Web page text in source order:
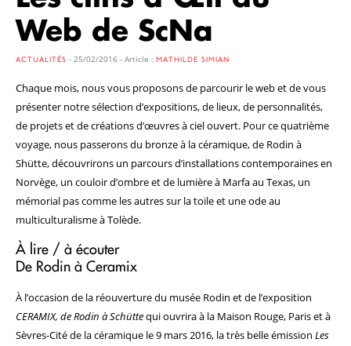
Web de ScNa
ACTUALITÉS - 25/02/2016 - Article : MATHILDE SIMIAN
Chaque mois, nous vous proposons de parcourir le web et de vous
présenter notre sélection d’expositions, de lieux, de personnalités,
de projets et de créations d’œuvres à ciel ouvert. Pour ce quatrième
voyage, nous passerons du bronze à la céramique, de Rodin à
Shütte, découvrirons un parcours d’installations contemporaines en
Norvège, un couloir d’ombre et de lumière à Marfa au Texas, un
mémorial pas comme les autres sur la toile et une ode au
multiculturalisme à Tolède.
À lire / à écouter
De Rodin à Ceramix
À l’occasion de la réouverture du musée Rodin et de l’exposition
CERAMIX, de Rodin à Schüttequi ouvrira à la Maison Rouge, Paris et à
Sèvres-Cité de la céramique le 9 mars 2016, la très belle émission Les